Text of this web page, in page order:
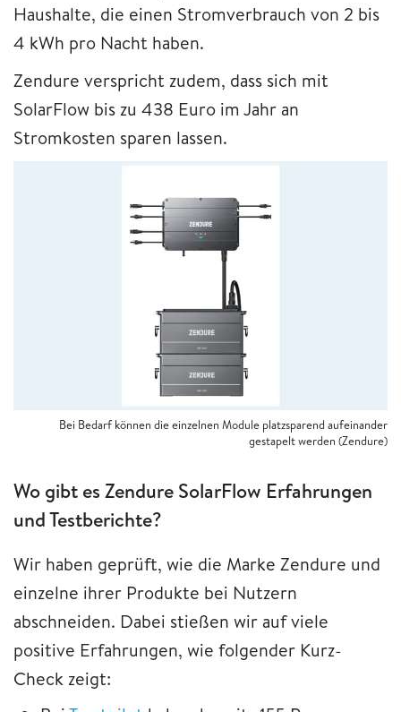
Haushalte, die einen Stromverbrauch von 2 bis
4 kWh pro Nacht haben.
Zendure verspricht zudem, dass sich mit
SolarFlow bis zu 438 Euro im Jahr an
Stromkosten sparen lassen.
Bei Bedarf können die einzelnen Module platzsparend aufeinander
gestapelt werden (Zendure)
Wo gibt es Zendure SolarFlow Erfahrungen
und Testberichte?
Wir haben geprüft, wie die Marke Zendure und
einzelne ihrer Produkte bei Nutzern
abschneiden. Dabei stießen wir auf viele
positive Erfahrungen, wie folgender Kurz-
Check zeigt: